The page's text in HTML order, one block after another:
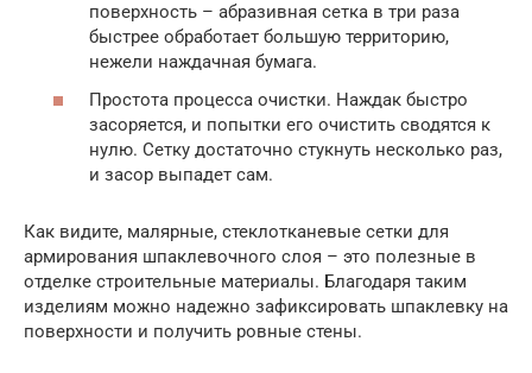
поверхность – абразивная сетка в три раза
быстрее обработает большую территорию,
нежели наждачная бумага.
Простота процесса очистки. Наждак быстро
засоряется, и попытки его очистить сводятся к
нулю. Сетку достаточно стукнуть несколько раз,
и засор выпадет сам.
Как видите, малярные, стеклотканевые сетки для
армирования шпаклевочного слоя – это полезные в
отделке строительные материалы. Благодаря таким
изделиям можно надежно зафиксировать шпаклевку на
поверхности и получить ровные стены.